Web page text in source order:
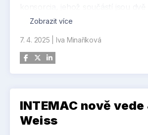
technické univerzity – VUT a
inovační centrum JIC.
CSC nabídne mentoring, finanční
polovodičového ekosystému v
stane součástí evropské sítě
cíl posílit technologickou
Zobrazit více
7. 4. 2025 Iva Minaříková
INTEMAC nově
Weiss